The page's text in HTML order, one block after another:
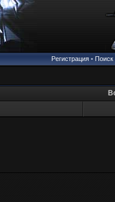
Регистрация• Поиск